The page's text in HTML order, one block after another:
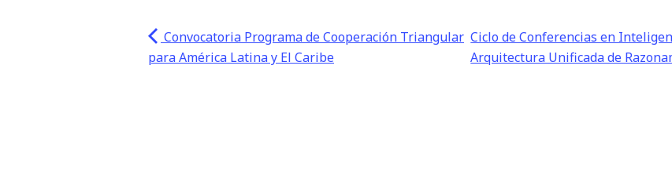
Convocatoria Programa de Cooperación Triangular
para América Latina y El Caribe
Ciclo de Conferencias en
Arquitectura Unificada de